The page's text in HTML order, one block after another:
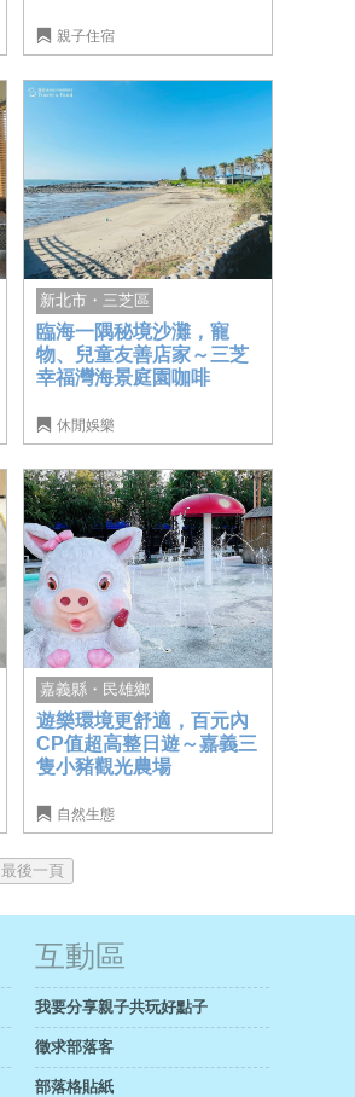
親子住宿
新北市・三芝區
臨海一隅秘境沙灘，寵
物、兒童友善店家～三芝
幸福灣海景庭園咖啡
休閒娛樂
嘉義縣・民雄鄉
遊樂環境更舒適，百元內
CP值超高整日遊～嘉義三
隻小豬觀光農場
自然生態
最後一頁
互動區
我要分享親子共玩好點子
徵求部落客
部落格貼紙